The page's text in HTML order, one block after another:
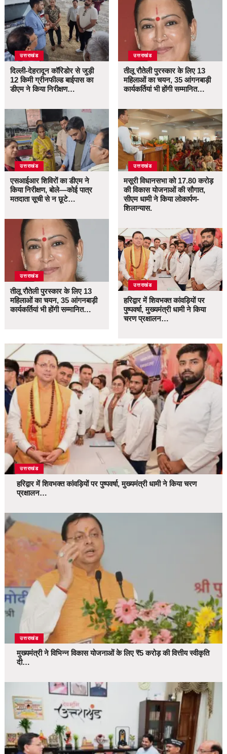
उत्तराखंड
दिल्ली-देहरादून कॉरिडोर से जुड़ी
12 किमी ग्रीनफील्ड बाईपास का
डीएम ने किया निरीक्षण…
उत्तराखंड
एसआईआर शिविरों का डीएम ने
किया निरीक्षण, बोले—कोई पात्र
मतदाता सूची से न छूटे…
उत्तराखंड
तीलू रौतेली पुरस्कार के लिए 13
महिलाओं का चयन, 35 आंगनबाड़ी
कार्यकर्तियां भी होंगी सम्मानित…
उत्तराखंड
तीलू रौतेली पुरस्कार के लिए 13
महिलाओं का चयन, 35 आंगनबाड़ी
कार्यकर्तियां भी होंगी सम्मानित…
उत्तराखंड
मसूरी विधानसभा को 17.80 करोड़
की विकास योजनाओं की सौगात,
सीएम धामी ने किया लोकार्पण-
शिलान्यास.
उत्तराखंड
हरिद्वार में शिवभक्त कांवड़ियों पर
पुष्पवर्षा, मुख्यमंत्री धामी ने किया
चरण प्रक्षालन…
उत्तराखंड
हरिद्वार में शिवभक्त कांवड़ियों पर पुष्पवर्षा, मुख्यमंत्री धामी ने किया चरण
प्रक्षालन…
उत्तराखंड
मुख्यमंत्री ने विभिन्न विकास योजनाओं के लिए ₹5 करोड़ की वित्तीय स्वीकृति
दी…